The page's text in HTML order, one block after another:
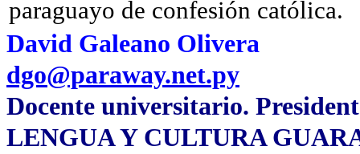
paraguayo de confesión católica.
David Galeano Olivera
dgo@paraway.net.py
Docente universitario.
LENGUA Y CULTURA